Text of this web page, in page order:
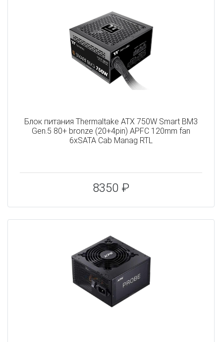
Блок питания Thermaltake ATX 750W Smart BM3
Gen.5 80+ bronze (20+4pin) APFC 120mm fan
6xSATA Cab Manag RTL
8350 ₽